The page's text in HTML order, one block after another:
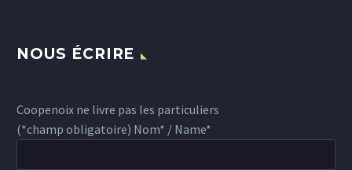
NOUS ÉCRIRE
Coopenoix ne livre pas les particuliers
(*champ obligatoire) Nom* / Name*